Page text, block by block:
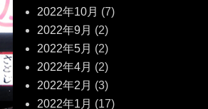
2022年10月 (7)
2022年9月 (2)
2022年5月 (2)
2022年4月 (2)
2022年2月 (3)
2022年1月 (17)